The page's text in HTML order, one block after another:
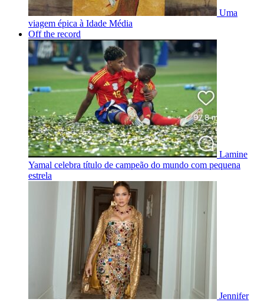
Uma
viagem épica à Idade Média
Off the record
Lamine
Yamal celebra título de campeão do mundo com pequena
estrela
Jennifer